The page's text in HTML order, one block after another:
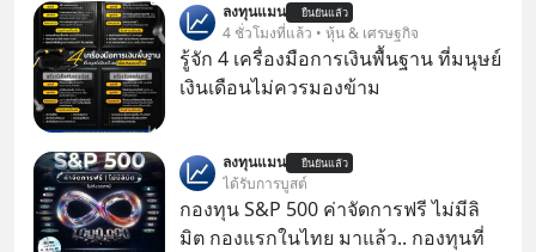
ลงทุนแมน ยืนยันแล้ว
4 ชั่วโมงที่แล้ว • หุ้น & เศรษฐกิจ
รู้จัก 4 เครื่องมือการเงินพื้นฐาน ที่มนุษย์
เงินเดือนไม่ควรมองข้าม
ลงทุนแมน ยืนยันแล้ว
ได้รับการบูสต์
กองทุน S&P 500 ค่าจัดการฟรี ไม่มีลิ
มิต กองแรกในไทย มาแล้ว.. กองทุนที่